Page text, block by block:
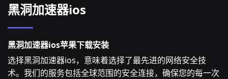
黑洞加速器ios
黑洞加速器ios苹果下载安装
选择黑洞加速器ios，意味着选择了最先进的网络安全技
术。我们的服务包括全球范围的安全连接，确保您的每一次